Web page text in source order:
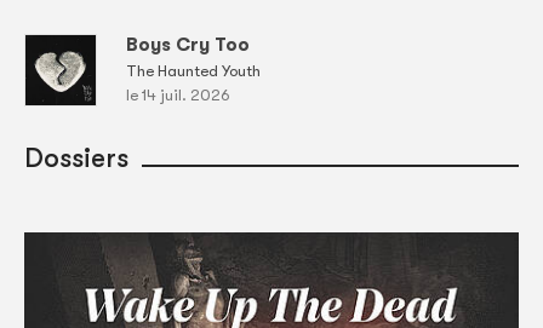
Boys Cry Too
The Haunted Youth
le 14 juil. 2026
Dossiers